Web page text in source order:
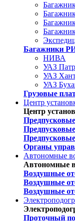
Багажники
НИВА
УАЗ
УАЗ
УАЗ
Грузовые
Центр
Центр
Органы
Автономные
Автономные
Воздушные
Воздушные
Воздушные
Проточный